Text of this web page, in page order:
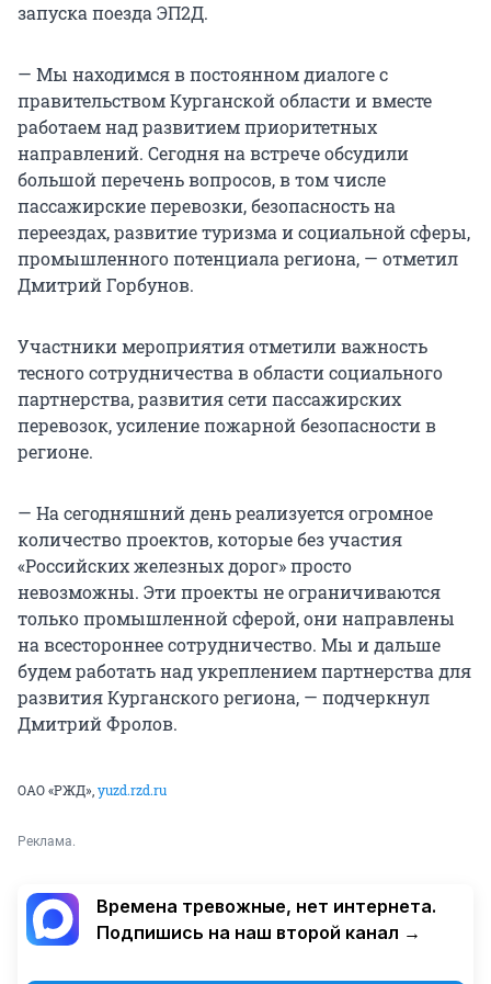
запуска поезда ЭП2Д.
— Мы находимся в постоянном диалоге с
правительством Курганской области и вместе
работаем над развитием приоритетных
направлений. Сегодня на встрече обсудили
большой перечень вопросов, в том числе
пассажирские перевозки, безопасность на
переездах, развитие туризма и социальной сферы,
промышленного потенциала региона, — отметил
Дмитрий Горбунов.
Участники мероприятия отметили важность
тесного сотрудничества в области социального
партнерства, развития сети пассажирских
перевозок, усиление пожарной безопасности в
регионе.
— На сегодняшний день реализуется огромное
количество проектов, которые без участия
«Российских железных дорог» просто
невозможны. Эти проекты не ограничиваются
только промышленной сферой, они направлены
на всестороннее сотрудничество. Мы и дальше
будем работать над укреплением партнерства для
развития Курганского региона, — подчеркнул
Дмитрий Фролов.
ОАО «РЖД»,yuzd.rzd.ru
Реклама.
Времена тревожные, нет интернета.
Подпишись на наш второй канал →